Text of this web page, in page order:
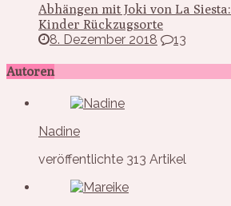
Abhängen mit Joki von La
Kinder Rückzugsorte
8. Dezember 2018
13
Autoren
Nadine
veröffentlichte 313 Artikel